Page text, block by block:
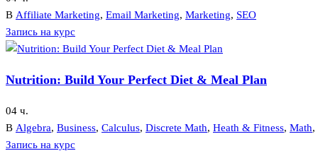
В Affiliate Marketing, Email Marketing, Marketing, SEO
Запись на курс
Nutrition: Build Your Perfect Diet & Meal Plan
04 ч.
В Algebra, Business, Calculus, Discrete Math, Heath & Fitness, Math,
Запись на курс